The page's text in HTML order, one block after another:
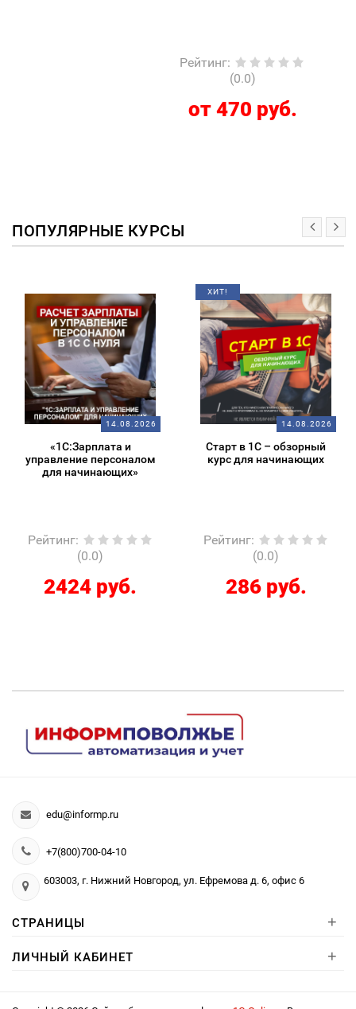
Рейтинг:
(0.0)
от 470 руб.
ПОПУЛЯРНЫЕ КУРСЫ
14.08.2026
«1С:Зарплата и
управление персоналом
для начинающих»
Рейтинг:
(0.0)
2424 руб.
ХИТ!
14.08.2026
Старт в 1С – обзорный
курс для начинающих
Рейтинг:
(0.0)
286 руб.
edu@informp.ru
+7(800)700-04-10
603003, г. Нижний Новгород, ул. Ефремова д. 6, офис 6
СТРАНИЦЫ +
ЛИЧНЫЙ КАБИНЕТ +